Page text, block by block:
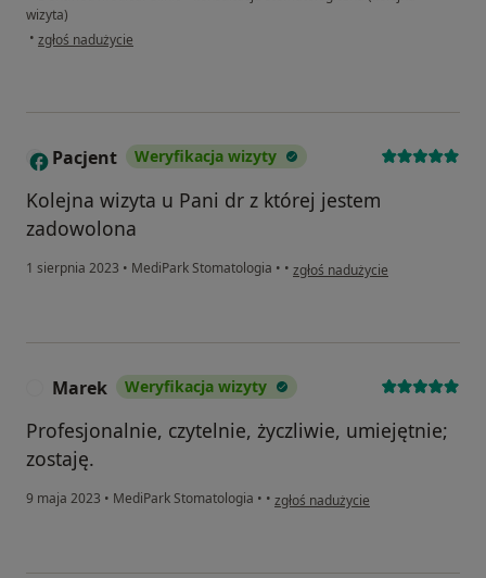
wizyta)
• w opinii użytkownika Olga
zgłoś nadużycie
Pacjent Weryfikacja wizyty
Kolejna wizyta u Pani dr z której jestem
zadowolona
1 sierpnia 2023 • MediPark Stomatologia • • w opinii użytkownika Pacjent
zgłoś nadużycie
Marek Weryfikacja wizyty
Profesjonalnie, czytelnie, życzliwie, umiejętnie;
zostaję.
9 maja 2023 • MediPark Stomatologia • • w opinii użytkownika Marek
zgłoś nadużycie